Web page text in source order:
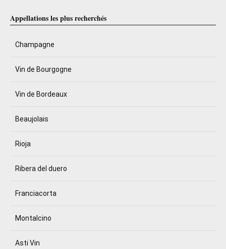
Appellations les plus recherchés
Champagne
Vin de Bourgogne
Vin de Bordeaux
Beaujolais
Rioja
Ribera del duero
Franciacorta
Montalcino
Asti Vin